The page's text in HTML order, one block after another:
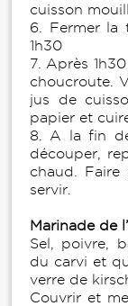
cuisson
6. Fermer la
1h30
7. Après
choucroute.
jus de
papier et
8. A la fin
découper,
chaud. Faire
servir.
Marinade de
Sel, poivre,
du carvi et
verre de
Couvrir et